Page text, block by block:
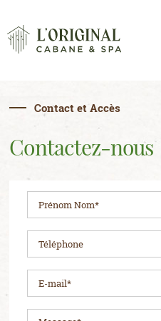
Contact et Accès
Contactez-nous